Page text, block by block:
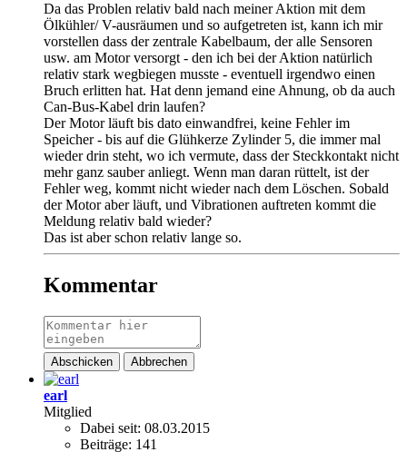
Da das Problen relativ bald nach meiner Aktion mit dem
Ölkühler/ V-ausräumen und so aufgetreten ist, kann ich mir
vorstellen dass der zentrale Kabelbaum, der alle Sensoren
usw. am Motor versorgt - den ich bei der Aktion natürlich
relativ stark wegbiegen musste - eventuell irgendwo einen
Bruch erlitten hat. Hat denn jemand eine Ahnung, ob da auch
Can-Bus-Kabel drin laufen?
Der Motor läuft bis dato einwandfrei, keine Fehler im
Speicher - bis auf die Glühkerze Zylinder 5, die immer mal
wieder drin steht, wo ich vermute, dass der Steckkontakt nicht
mehr ganz sauber anliegt. Wenn man daran rüttelt, ist der
Fehler weg, kommt nicht wieder nach dem Löschen. Sobald
der Motor aber läuft, und Vibrationen auftreten kommt die
Meldung relativ bald wieder?
Das ist aber schon relativ lange so.
Kommentar
Abschicken Abbrechen
earl
Mitglied
Dabei seit: 08.03.2015
Beiträge: 141